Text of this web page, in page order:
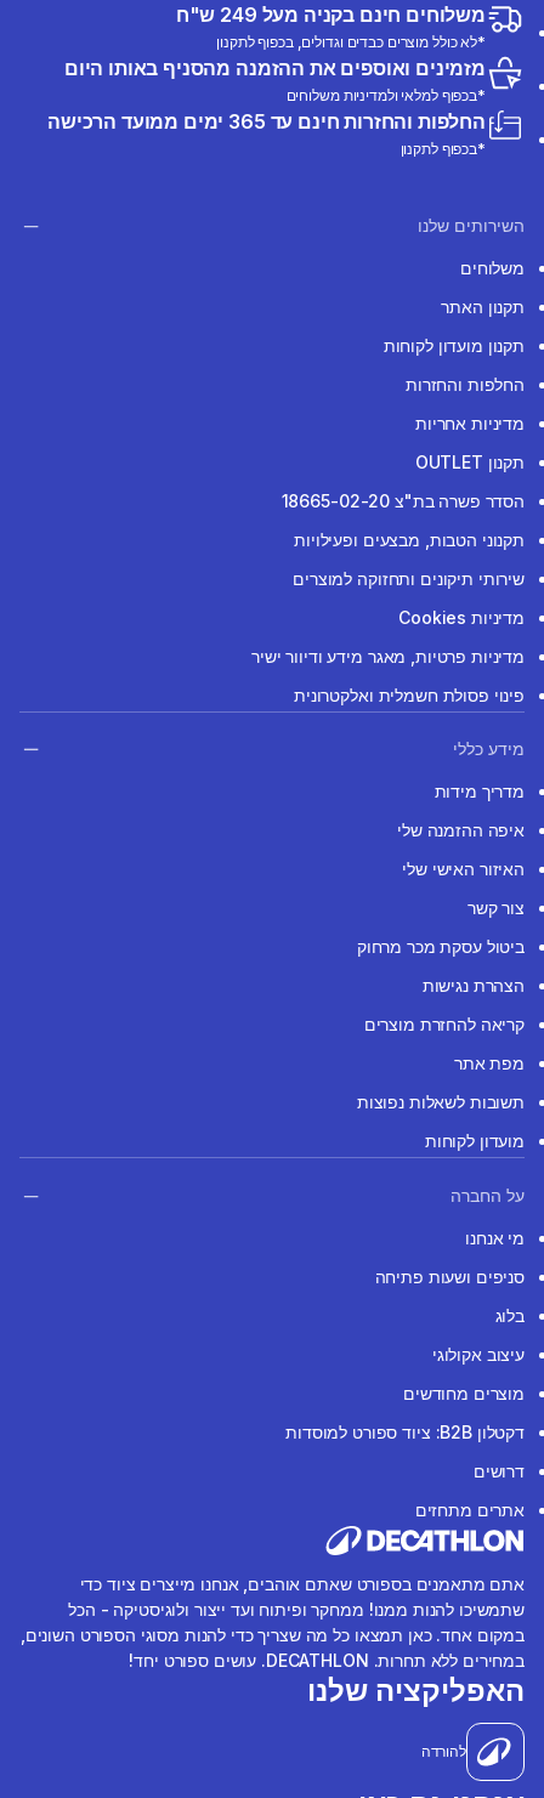
משלוחים חינם בקניה מעל 249 ש"ח
*לא כולל מוצרים כבדים וגדולים, בכפוף לתקנון
מזמינים ואוספים את ההזמנה מהסניף באותו היום
*בכפוף למלאי ולמדיניות משלוחים
החלפות והחזרות חינם עד 365 ימים ממועד הרכישה
*בכפוף לתקנון
השירותים שלנו
משלוחים
תקנון האתר
תקנון מועדון לקוחות
החלפות והחזרות
מדיניות אחריות
תקנון OUTLET
הסדר פשרה בת"צ 18665-02-20
תקנוני הטבות, מבצעים ופעילויות
שירותי תיקונים ותחזוקה למוצרים
מדיניות Cookies
מדיניות פרטיות, מאגר מידע ודיוור ישיר
פינוי פסולת חשמלית ואלקטרונית
מידע כללי
מדריך מידות
איפה ההזמנה שלי
האיזור האישי שלי
צור קשר
ביטול עסקת מכר מרחוק
הצהרת נגישות
קריאה להחזרת מוצרים
מפת אתר
תשובות לשאלות נפוצות
מועדון לקוחות
על החברה
מי אנחנו
סניפים ושעות פתיחה
בלוג
עיצוב אקולוגי
מוצרים מחודשים
דקטלון B2B: ציוד ספורט למוסדות
דרושים
אתרים מתחזים
אתם מתאמנים בספורט שאתם אוהבים, אנחנו מייצרים ציוד כדי
שתמשיכו להנות ממנו! ממחקר ופיתוח ועד ייצור ולוגיסטיקה - הכל
במקום אחד. כאן תמצאו כל מה שצריך כדי להנות מסוגי הספורט השונים,
במחירים ללא תחרות. DECATHLON. עושים ספורט יחד!
האפליקציה שלנו
להורדה